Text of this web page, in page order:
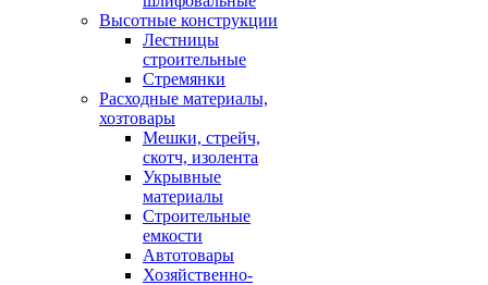
Высотные конструкции
Лестницы
строительные
Стремянки
Расходные материалы,
хозтовары
Мешки, стрейч,
скотч, изолента
Укрывные
материалы
Строительные
емкости
Автотовары
Хозяйственно-